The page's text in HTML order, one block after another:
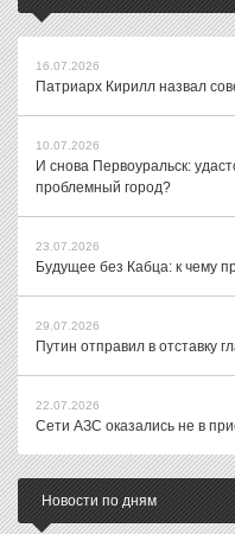
16.07.2026
Патриарх Кирилл назвал
10.07.2026
И снова Первоуральск:
проблемный город?
23.07.2026
Будущее без Кабца: к чему
29.07.2026
Путин отправил в отставку
22.07.2026
Сети АЗС оказались не в
Новости по дням